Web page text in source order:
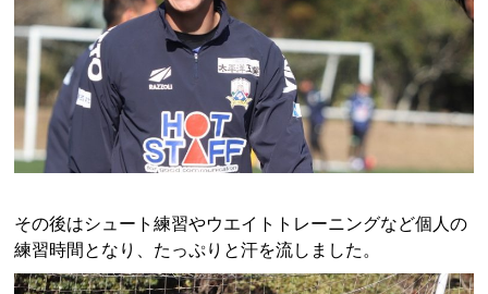
その後はシュート練習やウエイトトレーニングなど個人の
練習時間となり、たっぷりと汗を流しました。